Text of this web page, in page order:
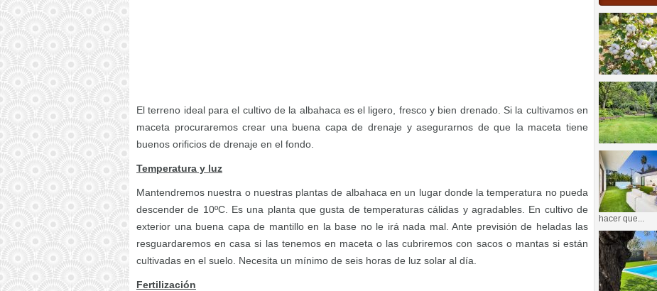
El terreno ideal para el cultivo de la albahaca es el ligero, fresco y bien drenado. Si la cultivamos en
maceta procuraremos crear una buena capa de drenaje y asegurarnos de que la maceta tiene
buenos orificios de drenaje en el fondo.
Temperatura y luz
Mantendremos nuestra o nuestras plantas de albahaca en un lugar donde la temperatura no pueda
descender de 10ºC. Es una planta que gusta de temperaturas cálidas y agradables. En cultivo de
exterior una buena capa de mantillo en la base no le irá nada mal. Ante previsión de heladas las
resguardaremos en casa si las tenemos en maceta o las cubriremos con sacos o mantas si están
cultivadas en el suelo. Necesita un mínimo de seis horas de luz solar al día.
Fertilización
hacer que...